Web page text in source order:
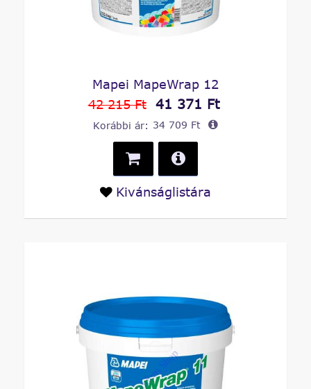
Mapei MapeWrap 12
42 215 Ft
41 371 Ft
Korábbi ár: 34 709 Ft
Kivánságlistára